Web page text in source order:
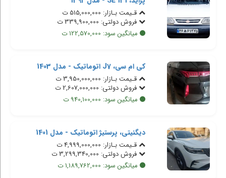
قـیمت بـازار: 515,000,000 ت
فروش دولتی: 339,900,000 ت
میانگین سود: 122,570,000 ت
کی ام سی، J7 اتوماتیک - مدل 1403
قـیمت بـازار: 3,950,000,000 ت
فروش دولتی: 2,607,000,000 ت
میانگین سود: 940,100,000 ت
دیگنیتی، پرستیژ اتوماتیک - مدل 1401
قـیمت بـازار: 4,999,000,000 ت
فروش دولتی: 3,299,340,000 ت
میانگین سود: 1,189,762,000 ت